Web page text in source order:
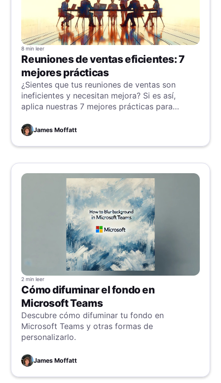
8 min leer
Reuniones de ventas eficientes: 7
mejores prácticas
¿Sientes que tus reuniones de ventas son
ineficientes y necesitan mejora? Si es así,
aplica nuestras 7 mejores prácticas para
James Moffatt
2 min leer
Cómo difuminar el fondo en
Microsoft Teams
Descubre cómo difuminar tu fondo en
Microsoft Teams y otras formas de
personalizarlo.
James Moffatt